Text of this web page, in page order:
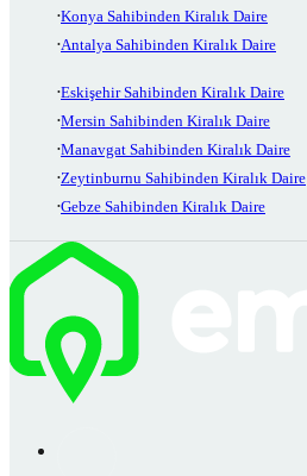
Konya Sahibinden Kiralık Daire
Antalya Sahibinden Kiralık Daire
Eskişehir Sahibinden Kiralık Daire
Mersin Sahibinden Kiralık Daire
Manavgat Sahibinden Kiralık Daire
Zeytinburnu Sahibinden Kiralık Daire
Gebze Sahibinden Kiralık Daire